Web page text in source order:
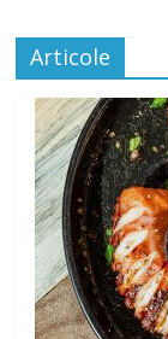
Articole